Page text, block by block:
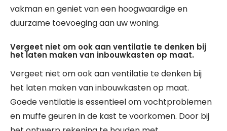
vakman en geniet van een hoogwaardige en
duurzame toevoeging aan uw woning.
Vergeet niet om ook aan ventilatie te denken bij
het laten maken van inbouwkasten op maat.
Vergeet niet om ook aan ventilatie te denken bij
het laten maken van inbouwkasten op maat.
Goede ventilatie is essentieel om vochtproblemen
en muffe geuren in de kast te voorkomen. Door bij